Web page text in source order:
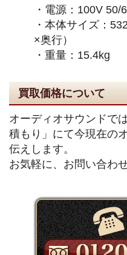
・電源：100V 50/
・本体サイズ：
×奥行）
・重量：15.4kg
買取価格について
オーディオサウンドで
積もり」にて今現在の
伝えします。
お気軽に、お問い合わ